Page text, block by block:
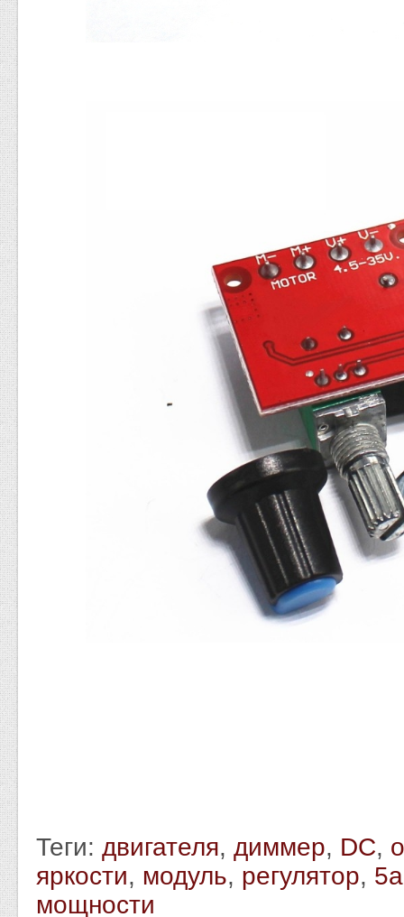
Теги: двигателя, диммер, DC,
яркости, модуль, регулятор, 5а
мощности